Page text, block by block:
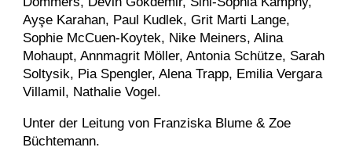
Ayşe Karahan, Paul Kudlek, Grit Marti Lange,
Sophie McCuen-Koytek, Nike Meiners, Alina
Mohaupt, Annmagrit Möller, Antonia Schütze, Sarah
Soltysik, Pia Spengler, Alena Trapp, Emilia Vergara
Villamil, Nathalie Vogel.
Unter der Leitung von Franziska Blume & Zoe
Büchtemann.